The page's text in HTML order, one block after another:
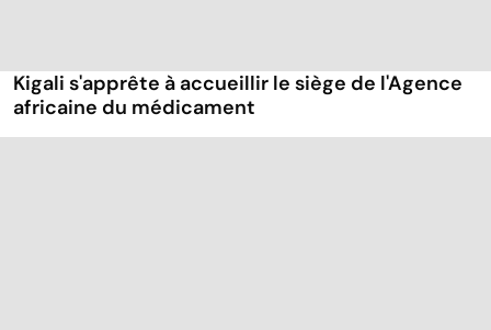
Kigali s'apprête à accueillir le siège de l'Agence
africaine du médicament